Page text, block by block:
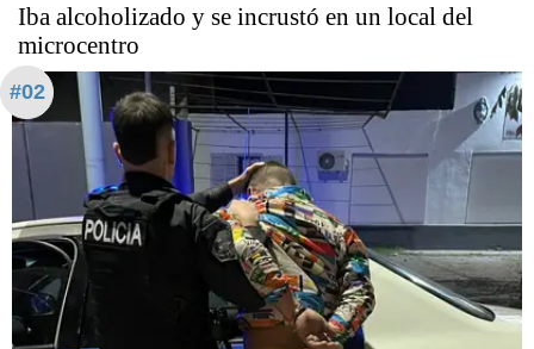
Iba alcoholizado y se incrustó en un local del
microcentro
#02